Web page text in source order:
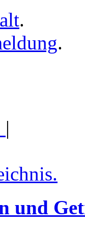
.
.
|
.
und